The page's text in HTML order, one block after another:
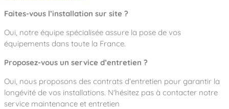
Faites-vous l’installation sur site ?
Oui, notre équipe spécialisée assure la pose de vos
équipements dans toute la France.
Proposez-vous un service d’entretien ?
Oui, nous proposons des contrats d’entretien pour garantir la
longévité de vos installations. N'hésitez pas à contacter notre
service maintenance et entretien